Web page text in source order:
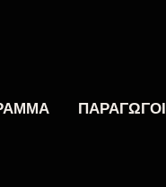
ΠΑΡΑΓΩΓΟΙ